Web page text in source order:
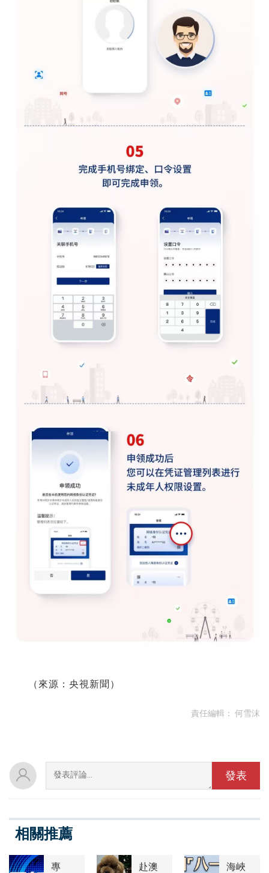
（來源：央視新聞）
責任編輯： 何雪沫
相關推薦
專 赴澳 海峽